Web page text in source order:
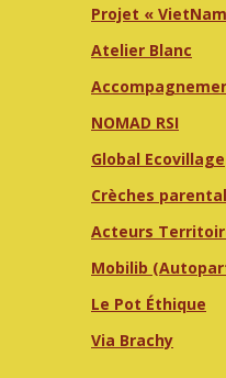
Projet «
Atelier Blanc
NOMAD RSI
Global Ecovillage
Crèches
Acteurs
Mobilib
Le Pot Éthique
Via Brachy